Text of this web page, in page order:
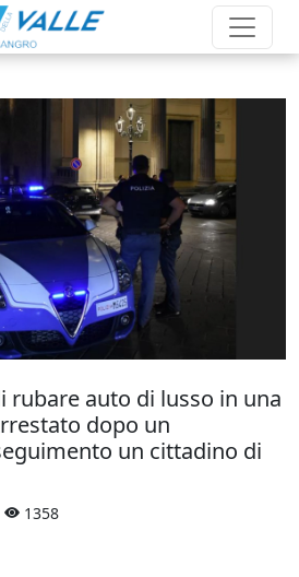
rubare auto di lusso in una
dopo un
un cittadino di
1358